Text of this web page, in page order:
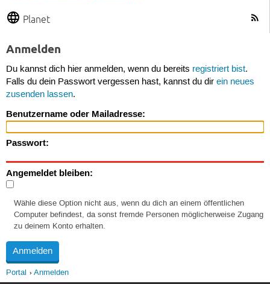
Planet
Anmelden
Du kannst dich hier anmelden, wenn du bereits registriert bist.
Falls du dein Passwort vergessen hast, kannst du dir ein neues
zusenden lassen.
Benutzername oder Mailadresse:
Passwort:
Angemeldet bleiben:
Wähle diese Option nicht aus, wenn du dich an einem öffentlichen
Computer befindest, da sonst fremde Personen möglicherweise Zugang
zu deinem Konto erhalten.
Portal Anmelden